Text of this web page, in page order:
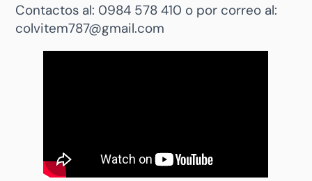
Contactos al: 0984 578 410 o por correo al:
colvitem787@gmail.com